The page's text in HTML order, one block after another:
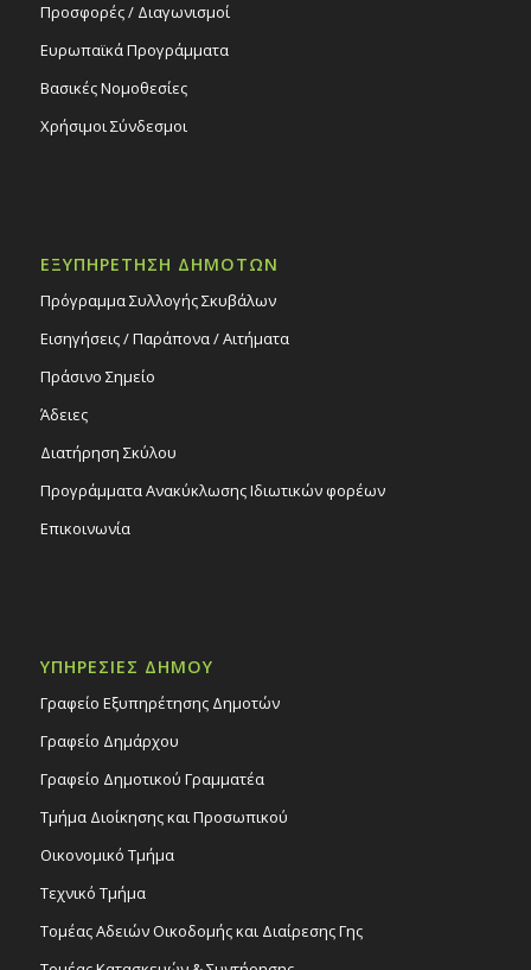
Προσφορές / Διαγωνισμοί
Ευρωπαϊκά Προγράμματα
Βασικές Νομοθεσίες
Χρήσιμοι Σύνδεσμοι
ΕΞΥΠΗΡΕΤΗΣΗ ΔΗΜΟΤΩΝ
Πρόγραμμα Συλλογής Σκυβάλων
Εισηγήσεις / Παράπονα / Αιτήματα
Πράσινο Σημείο
Άδειες
Διατήρηση Σκύλου
Προγράμματα Ανακύκλωσης Ιδιωτικών φορέων
Επικοινωνία
ΥΠΗΡΕΣΙΕΣ ΔΗΜΟΥ
Γραφείο Εξυπηρέτησης Δημοτών
Γραφείο Δημάρχου
Γραφείο Δημοτικού Γραμματέα
Τμήμα Διοίκησης και Προσωπικού
Οικονομικό Τμήμα
Τεχνικό Τμήμα
Τομέας Αδειών Οικοδομής και Διαίρεσης Γης